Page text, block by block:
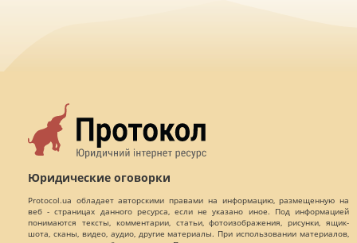
Юридические оговорки
Protocol.ua обладает авторскими правами на информацию, размещенную на
веб - страницах данного ресурса, если не указано иное. Под информацией
понимаются тексты, комментарии, статьи, фотоизображения, рисунки, ящик-
шота, сканы, видео, аудио, другие материалы. При использовании материалов,